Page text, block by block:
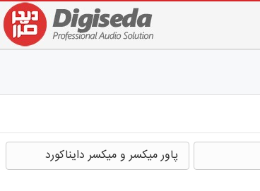
پاور میکسر و میکسر دایناکورد